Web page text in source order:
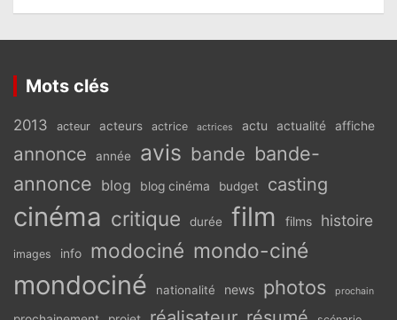
Mots clés
2013 acteur acteurs actrice actrices actu actualité affiche
annonce année avis bande bande-
annonce blog blog cinéma budget casting
cinéma critique durée film films histoire
images info modociné mondo-ciné
mondociné nationalité news photos prochain